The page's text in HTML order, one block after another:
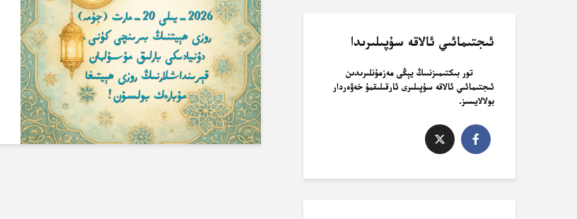
ئىجتىمائىي ئالاقە سۇپىلىرىدا
تور بىكتىمىزنىىڭ يېڭى مەزمۇنلىرىدىن
ئىجتىمائىي ئالاقە سۇپىلىرى ئارقىلىقمۇ خەۋەردار
بولالايسىز.